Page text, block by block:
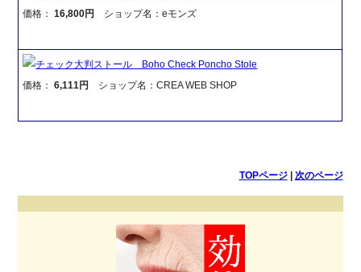
価格：16,800円 ショップ名：eモンズ
チェック大判ストール Boho Check Poncho Stole
価格：6,111円 ショップ名：CREA WEB SHOP
TOPページ| 次のページ